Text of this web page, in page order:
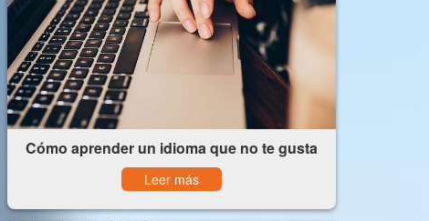
Cómo aprender un idioma que no te gusta
Leer más